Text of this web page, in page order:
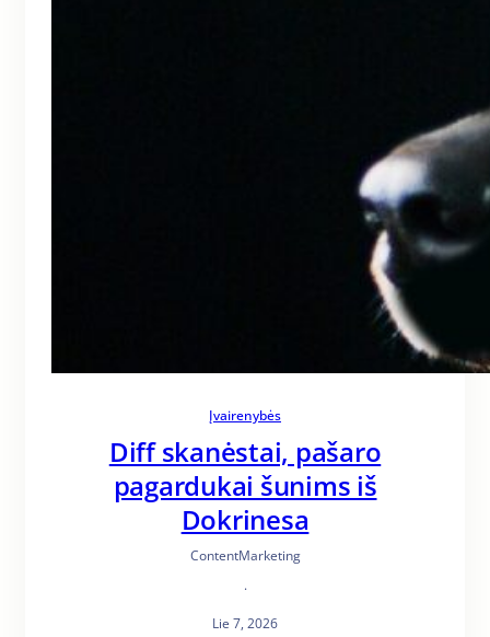
Įvairenybės
Diff skanėstai, pašaro
pagardukai šunims iš
Dokrinesa
ContentMarketing
·
Lie 7, 2026